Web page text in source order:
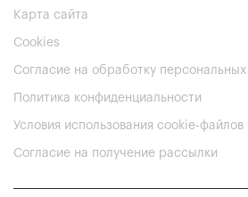
Карта сайта
Cookies
Согласие на обработку
Политика конфиденциальности
Условия использования cookie-файлов
Согласие на получение рассылки